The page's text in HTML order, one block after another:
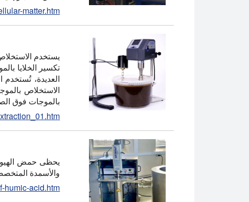
matter.htm
يستخدم
تكسير الخلايا
العديدة،
الاستخلاص
بالموجات فوق
يحظى حمض
والأسمدة
humic-acid.htm